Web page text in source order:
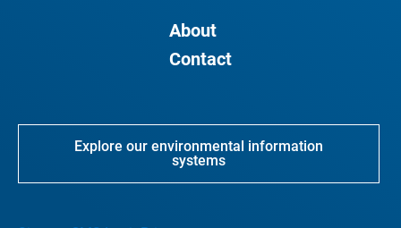
About
Contact
Explore our environmental information
systems